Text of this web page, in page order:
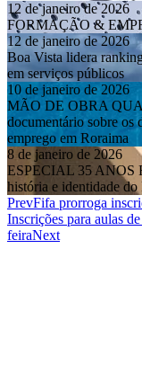
12 de janeiro de 2026
FORMAÇÃO &
12 de janeiro de 2026
Boa Vista lidera
em serviços públicos
10 de janeiro de 2026
MÃO DE OBRA
documentário sobre os
emprego em Roraima
8 de janeiro de 2026
ESPECIAL 35 ANOS
história e identidade do
PrevFifa prorroga
Inscrições para aulas
feiraNext